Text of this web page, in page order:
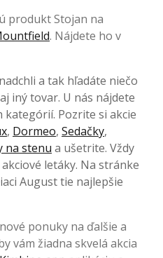
produkt Stojan na
. Nájdete ho v
a tak hľadáte niečo
iný tovar. U nás nájdete
kategórií. Pozrite si akcie
, Dormeo, Sedačky,
na stenu a ušetrite. Vždy
letáky. Na stránke
August tie najlepšie
ponuky na ďalšie a
vám žiadna skvelá akcia